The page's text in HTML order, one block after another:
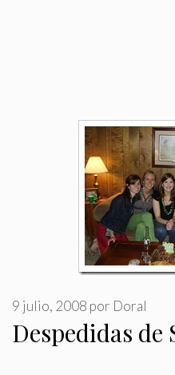
Despedidas de
9 julio, 2008 por Doral